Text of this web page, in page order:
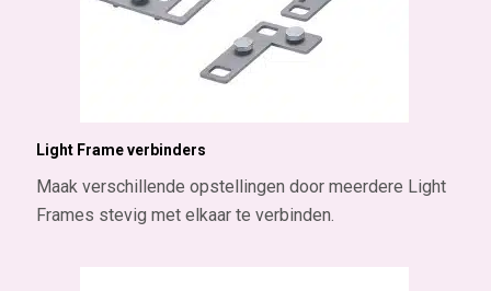
Light Frame verbinders
Maak verschillende opstellingen door meerdere Light
Frames stevig met elkaar te verbinden.